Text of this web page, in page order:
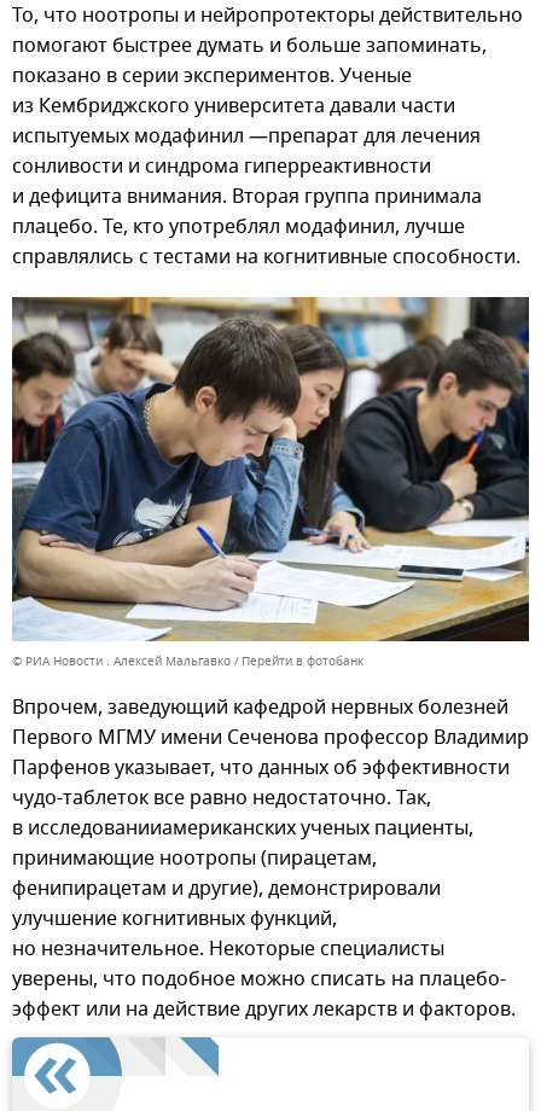
То, что ноотропы и нейропротекторы действительно
помогают быстрее думать и больше запоминать,
показано в серии экспериментов. Ученые
из Кембриджского университета давали части
испытуемых модафинил —препарат для лечения
сонливости и синдрома гиперреактивности
и дефицита внимания. Вторая группа принимала
плацебо. Те, кто употреблял модафинил, лучше
справлялись с тестами на когнитивные способности.
© РИА Новости . Алексей Мальгавко Перейти в фотобанк
Впрочем, заведующий кафедрой нервных болезней
Первого МГМУ имени Сеченова профессор Владимир
Парфенов указывает, что данных об эффективности
чудо-таблеток все равно недостаточно. Так,
в исследованииамериканских ученых пациенты,
принимающие ноотропы (пирацетам,
фенипирацетам и другие), демонстрировали
улучшение когнитивных функций,
но незначительное. Некоторые специалисты
уверены, что подобное можно списать на плацебо-
эффект или на действие других лекарств и факторов.